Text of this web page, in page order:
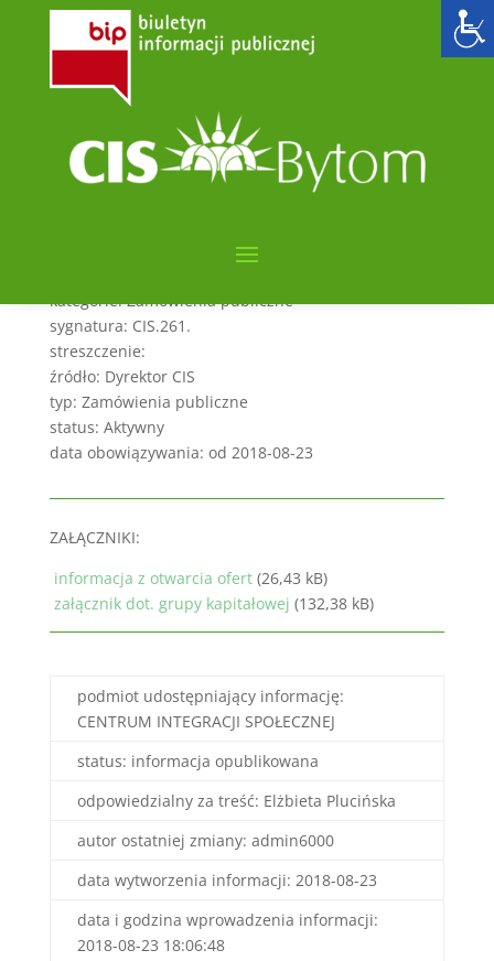
informacja z otwarcia
ofert na dostawę
żywności – pakiet III
(2018-08-23)
kategorie: Zamówienia publiczne
sygnatura: CIS.261.
streszczenie:
źródło: Dyrektor CIS
typ: Zamówienia publiczne
status: Aktywny
data obowiązywania: od 2018-08-23
ZAŁĄCZNIKI:
informacja z otwarcia ofert(26,43 kB)
załącznik dot. grupy kapitałowej (132,38 kB)
podmiot udostępniający informację:
CENTRUM INTEGRACJI SPOŁECZNEJ
status: informacja opublikowana
odpowiedzialny za treść: Elżbieta Plucińska
autor ostatniej zmiany: admin6000
data wytworzenia informacji: 2018-08-23
data i godzina wprowadzenia informacji:
2018-08-23 18:06:48